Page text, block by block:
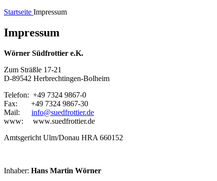
Startseite Impressum
Impressum
Wörner Südfrottier e.K.
Zum Sträßle 17-21
D-89542 Herbrechtingen-Bolheim
Telefon: +49 7324 9867-0
Fax: +49 7324 9867-30
Mail: info@suedfrottier.de
www: www.suedfrottier.de
Amtsgericht Ulm/Donau HRA 660152
Inhaber: Hans Martin Wörner